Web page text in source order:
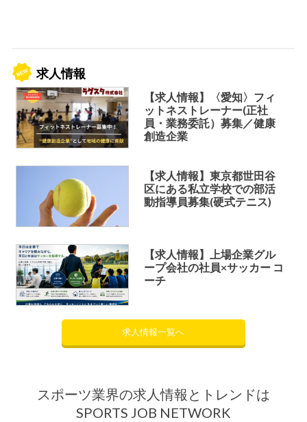
求人情報
【求人情報】〈愛知〉フィ
ットネストレーナー(正社
員・業務委託）募集／健康
創造企業
【求人情報】東京都世田谷
区にある私立学校での部活
動指導員募集(硬式テニス)
【求人情報】上場企業グル
ープ会社の社員×サッカー コ
ーチ
求人情報一覧へ
スポーツ業界の求人情報とトレンドは
SPORTS JOB NETWORK